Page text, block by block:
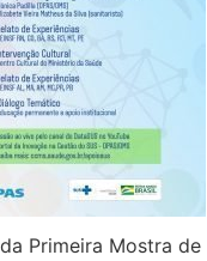
Primeira Mostra de